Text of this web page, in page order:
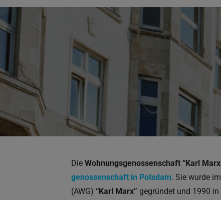
Die Wohnungsgenossenschaft “Karl
genossenschaft in Potsdam. Sie wurde
(AWG) “Karl Marx” gegründet und 1990